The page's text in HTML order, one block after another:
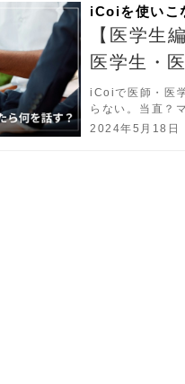
iCoiを使いこ
【医学生
医学生・
iCoiで医師・医
らない。当直？
そう思っている
2024年5月18日